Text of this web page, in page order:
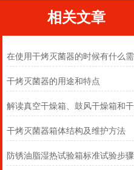
相关文章
干烤灭菌器的用途和特点
干烤灭菌器箱体结构及维护方法
防锈油脂湿热试验箱标准试验步骤